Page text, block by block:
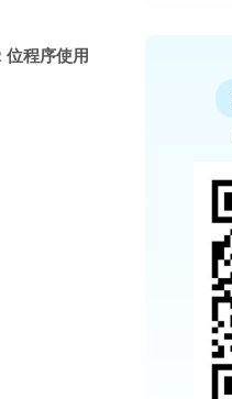
位程序使用